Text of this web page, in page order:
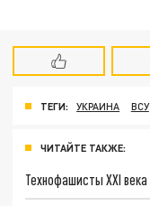
ТЕГИ: УКРАИНА ВСУ
ЧИТАЙТЕ ТАКЖЕ:
Технофашисты XXI века